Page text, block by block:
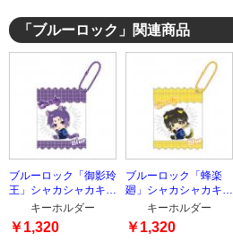
「ブルーロック」関連商品
ブルーロック「御影玲
王」シャカシャカキー
ホルダーキーホルダー
￥1,320
ブルーロック「蜂楽
廻」シャカシャカキー
ホルダーキーホルダー
￥1,320